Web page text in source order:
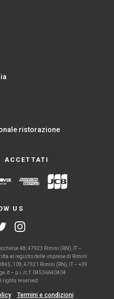
ristorazione
ACCETTATI
US
48, 47923 Rimini (RN), IT –
al registro delle imprese di Rimini
109, 47921 Rimini (RN), IT – +39
– p.i./c.f. 04536640404
rights reserved.
Termini e condizioni